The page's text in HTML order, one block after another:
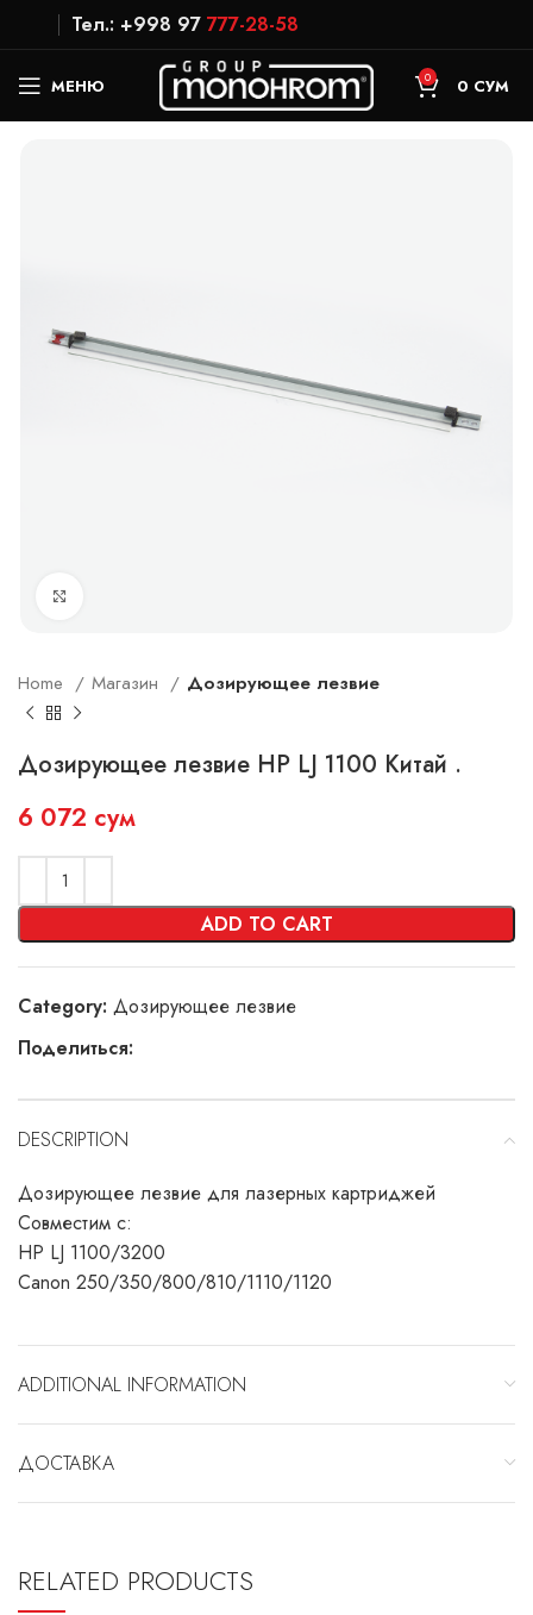
Тел.: +998 97 777-28-58
МЕНЮ 0 0 СУМ
Home Магазин Дозирующее лезвие
Дозирующее лезвие HP LJ 1100 Китай .
6 072 сум
ADD TO CART
Category: Дозирующее лезвие
Поделиться:
DESCRIPTION
Дозирующее лезвие для лазерных картриджей
Совместим с:
HP LJ 1100/3200
Canon 250/350/800/810/1110/1120
ADDITIONAL INFORMATION
ДОСТАВКА
RELATED PRODUCTS